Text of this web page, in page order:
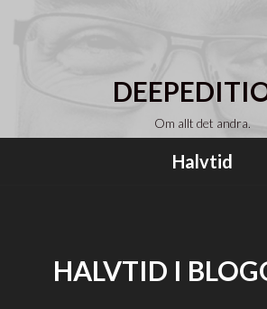
Om allt det andra.
Halvtid
HALVTID I